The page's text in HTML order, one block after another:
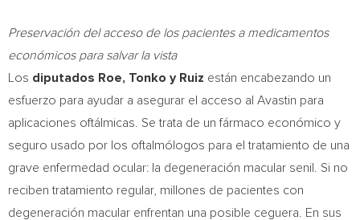
Preservación del acceso de los pacientes a medicamentos
económicos para salvar la vista
Los diputados Roe, Tonko y Ruiz están encabezando un
esfuerzo para ayudar a asegurar el acceso al Avastin para
aplicaciones oftálmicas. Se trata de un fármaco económico y
seguro usado por los oftalmólogos para el tratamiento de una
grave enfermedad ocular: la degeneración macular senil. Si no
reciben tratamiento regular, millones de pacientes con
degeneración macular enfrentan una posible ceguera. En sus